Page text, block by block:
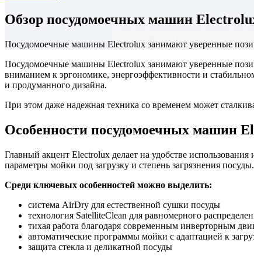
Обзор посудомоечных машин
Посудомоечные машины Electrolux занимают уверенные
Посудомоечные машины Electrolux занимают уверенные
вниманием к эргономике, энергоэффективности и
и продуманного дизайна.
При этом даже надежная техника со временем может
Особенности посудомоечных машин
Главный акцент Electrolux делает на удобстве
параметры мойки под загрузку и степень загрязнения посуды.
Среди ключевых особенностей можно выделить:
система AirDry для естественной сушки посуды
технология SatelliteClean для равномерного
тихая работа благодаря современным инверторным
автоматические программы мойки с адаптацией к
защита стекла и деликатной посуды